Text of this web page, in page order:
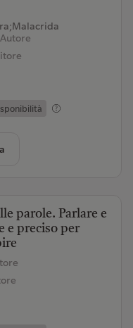
parole. Parlare e
e preciso per